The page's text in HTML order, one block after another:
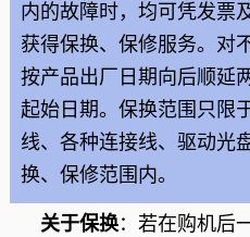
内的故障时，均可凭发票
获得保换、保修服务。对
按产品出厂日期向后顺延
起始日期。保换范围只限
线、各种连接线、驱动光
换、保修范围内。
关于保换：若在购机后